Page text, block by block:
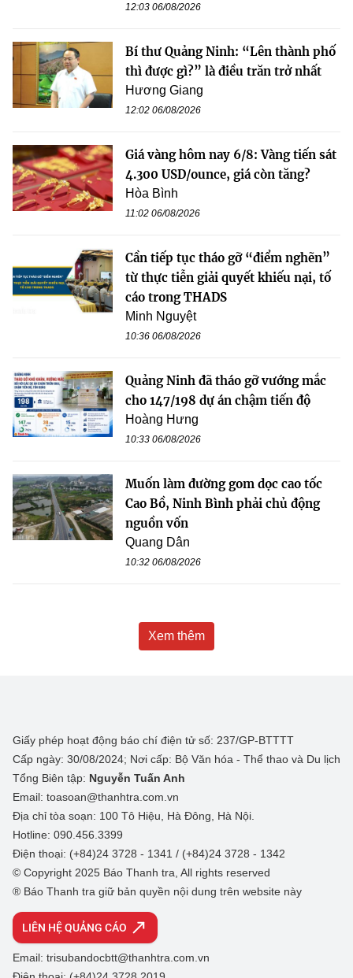
12:03 06/08/2026
Bí thư Quảng Ninh: “Lên thành phố
thì được gì?” là điều trăn trở nhất
Hương Giang
12:02 06/08/2026
Giá vàng hôm nay 6/8: Vàng tiến sát
4.300 USD/ounce, giá còn tăng?
Hòa Bình
11:02 06/08/2026
Cần tiếp tục tháo gỡ “điểm nghẽn”
từ thực tiễn giải quyết khiếu nại, tố
cáo trong THADS
Minh Nguyệt
10:36 06/08/2026
Quảng Ninh đã tháo gỡ vướng mắc
cho 147/198 dự án chậm tiến độ
Hoàng Hưng
10:33 06/08/2026
Muốn làm đường gom dọc cao tốc
Cao Bồ, Ninh Bình phải chủ động
nguồn vốn
Quang Dân
10:32 06/08/2026
Xem thêm
Giấy phép hoạt động báo chí điện tử số: 237/GP-BTTTT
Cấp ngày: 30/08/2024; Nơi cấp: Bộ Văn hóa - Thể thao và Du lịch
Tổng Biên tập: Nguyễn Tuấn Anh
Email: toasoan@thanhtra.com.vn
Địa chỉ tòa soạn: 100 Tô Hiệu, Hà Đông, Hà Nội.
Hotline: 090.456.3399
Điện thoại: (+84)24 3728 - 1341 / (+84)24 3728 - 1342
© Copyright 2025 Báo Thanh tra, All rights reserved
® Báo Thanh tra giữ bản quyền nội dung trên website này
LIÊN HỆ QUẢNG CÁO
Email: trisubandocbtt@thanhtra.com.vn